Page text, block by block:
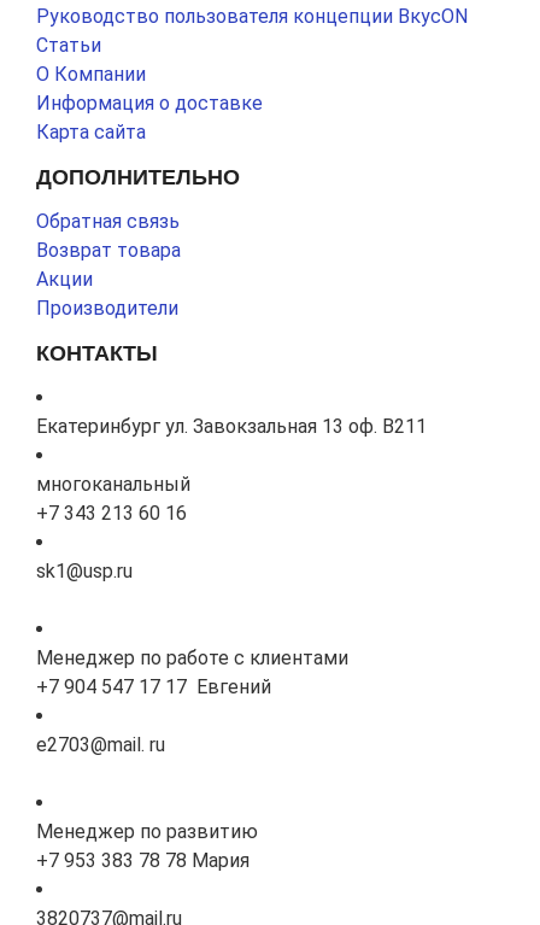
Руководство пользователя концепции ВкусON
Статьи
О Компании
Информация о доставке
Карта сайта
ДОПОЛНИТЕЛЬНО
Обратная связь
Возврат товара
Акции
Производители
КОНТАКТЫ
Екатеринбург ул. Завокзальная 13 оф. В211
многоканальный
+7 343 213 60 16
sk1@usp.ru
Менеджер по работе с клиентами
+7 904 547 17 17 Евгений
e2703@mail. ru
Менеджер по развитию
+7 953 383 78 78 Мария
3820737@mail.ru